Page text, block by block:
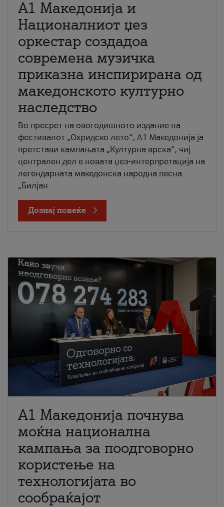
А1 Македонија и
Националниот џез
оркестар создадоа
современа музичка
приказна инспирирана од
македонското културно
наследство
Во пресрет на овогодишното издание на
фестивалот „Охридско лето“, А1 Македонија ја
претстави кампањата „Културна врска“, чиј
централен дел е новата џез-интерпретација на
легендарната македонска народна песна
„Билјан
Дознај повеќе
A1 Македонија почнува
моќна национална
кампања за поодговорно
користење на
технологијата во
сообраќајот